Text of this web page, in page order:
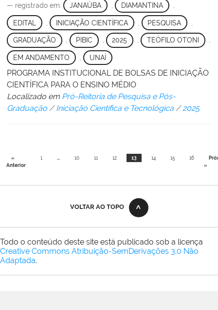
— registrado em: JANAÚBA DIAMANTINA
EDITAL INICIAÇÃO CIENTÍFICA PESQUISA
GRADUAÇÃO , PIBIC , 2025 , TEÓFILO OTONI ,
EM ANDAMENTO UNAÍ
PROGRAMA INSTITUCIONAL DE BOLSAS DE INICIAÇÃO
CIENTÍFICA PARA O ENSINO MÉDIO
Localizado em Pró-Reitoria de Pesquisa e Pós-
Graduação /Iniciação Científica e Tecnológica /2025
«
Anterior
1 ... 10 11 12 13 14 15 16
»
VOLTAR AO TOPO
Todo o conteúdo deste site está publicado sob a licença
Creative Commons Atribuição-SemDerivações 3.0 Não
Adaptada.